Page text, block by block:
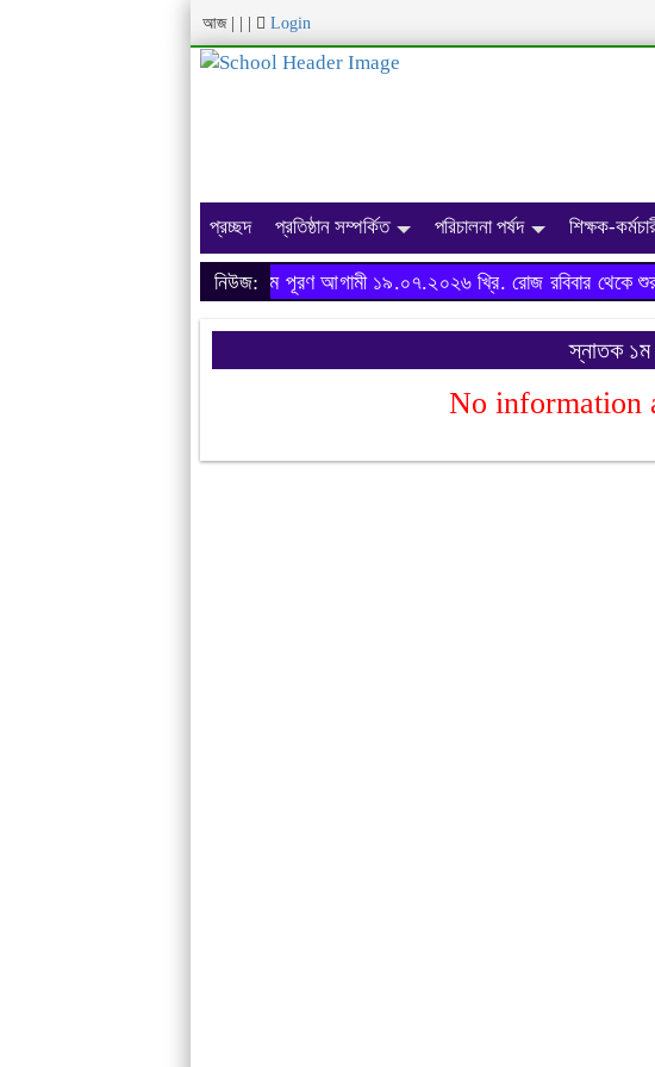
আজ Login
প্রচ্ছদ প্রতিষ্ঠান সম্পর্কিত পরিচালনা পর্ষদ শিক্ষক-
নিউজ:
অনার্স ২০২৩-২৪ শিক্ষাবর্ষের ফরম পূরণ আগামী ১৯.০৭.২০২৬ খ্রি. রোজ রবিবার থেকে শুরু
স্নাতক ১ম
No information